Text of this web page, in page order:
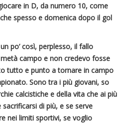
in D, da numero 10, come
spesso e domenica dopo il gol
po’ così, perplesso, il fallo
campo e non credevo fosse
tutto e punto a tornare in campo
Sono tra i più giovani, so
calcistiche e della vita che ai più
di più, e se serve
nei limiti sportivi, se voglio